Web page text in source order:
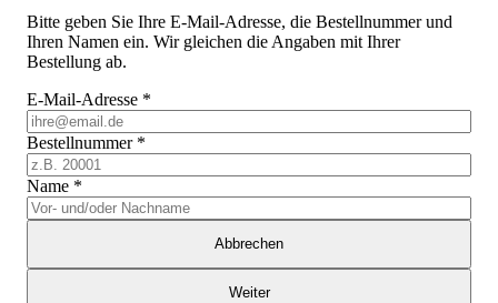
Bitte geben Sie Ihre E-Mail-Adresse, die Bestellnummer und
Ihren Namen ein. Wir gleichen die Angaben mit Ihrer
Bestellung ab.
E-Mail-Adresse *
Bestellnummer *
Name *
Abbrechen
Weiter